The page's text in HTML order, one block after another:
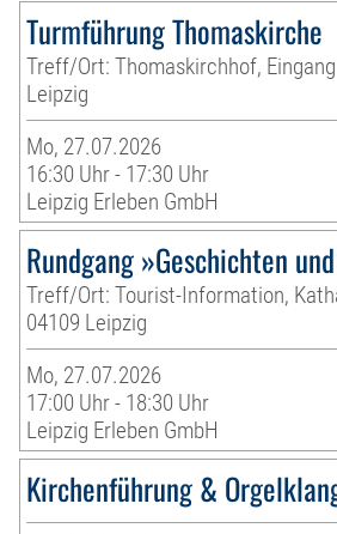
Turmführung Thomaskirche
Treff/Ort: Thomaskirchhof,
Leipzig
Mo, 27.07.2026
16:30 Uhr - 17:30 Uhr
Leipzig Erleben GmbH
Rundgang »Geschichten
Treff/Ort: Tourist-Information,
04109 Leipzig
Mo, 27.07.2026
17:00 Uhr - 18:30 Uhr
Leipzig Erleben GmbH
Kirchenführung &